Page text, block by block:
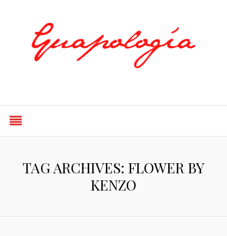
TAG ARCHIVES: FLOWER BY
KENZO